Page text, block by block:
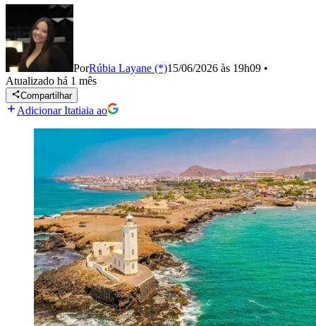
PorRúbia Layane (*)15/06/2026 às 19h09 •
Atualizado há 1 mês
Compartilhar
Adicionar Itatiaia ao